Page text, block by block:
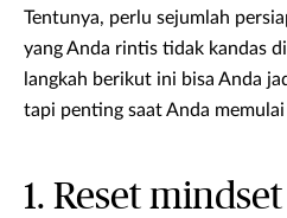
Tentunya, perlu sejumlah
yang Anda rintis tidak kandas
langkah berikut ini bisa Anda
tapi penting saat Anda memulai
1. Reset